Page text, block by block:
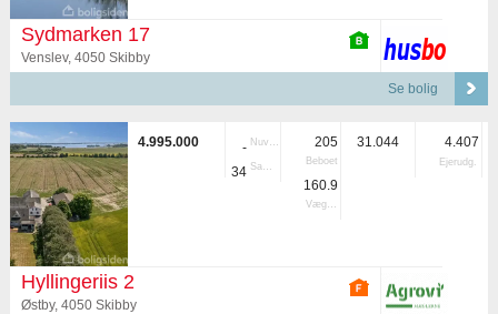
Sydmarken 17
Venslev, 4050 Skibby
Se bolig
4.995.000 - Nuvær.
34 Samlet
205
Beboet
160.9
Vægtet
31.044 4.407
Ejerudg.
Hyllingeriis 2
Østby, 4050 Skibby